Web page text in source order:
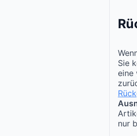
Sie
eine
nur